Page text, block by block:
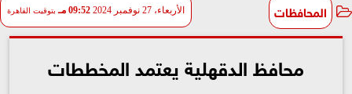
المحافظات الأربعاء، 27 نوفمبر 2024 09:52 مـ بتوقيت القاهرة
محافظ الدقهلية يعتمد المخططات